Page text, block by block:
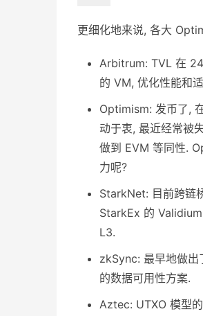
更细化地来说, 各大
Arbitrum: TVL 在
的 VM, 优化性能和
Optimism: 发币了,
动于衷, 最近经常被
做到 EVM 等同性.
力呢?
StarkNet: 目前跨链
StarkEx 的
L3.
zkSync: 最早地做
的数据可用性方案.
Aztec: UTXO 模型